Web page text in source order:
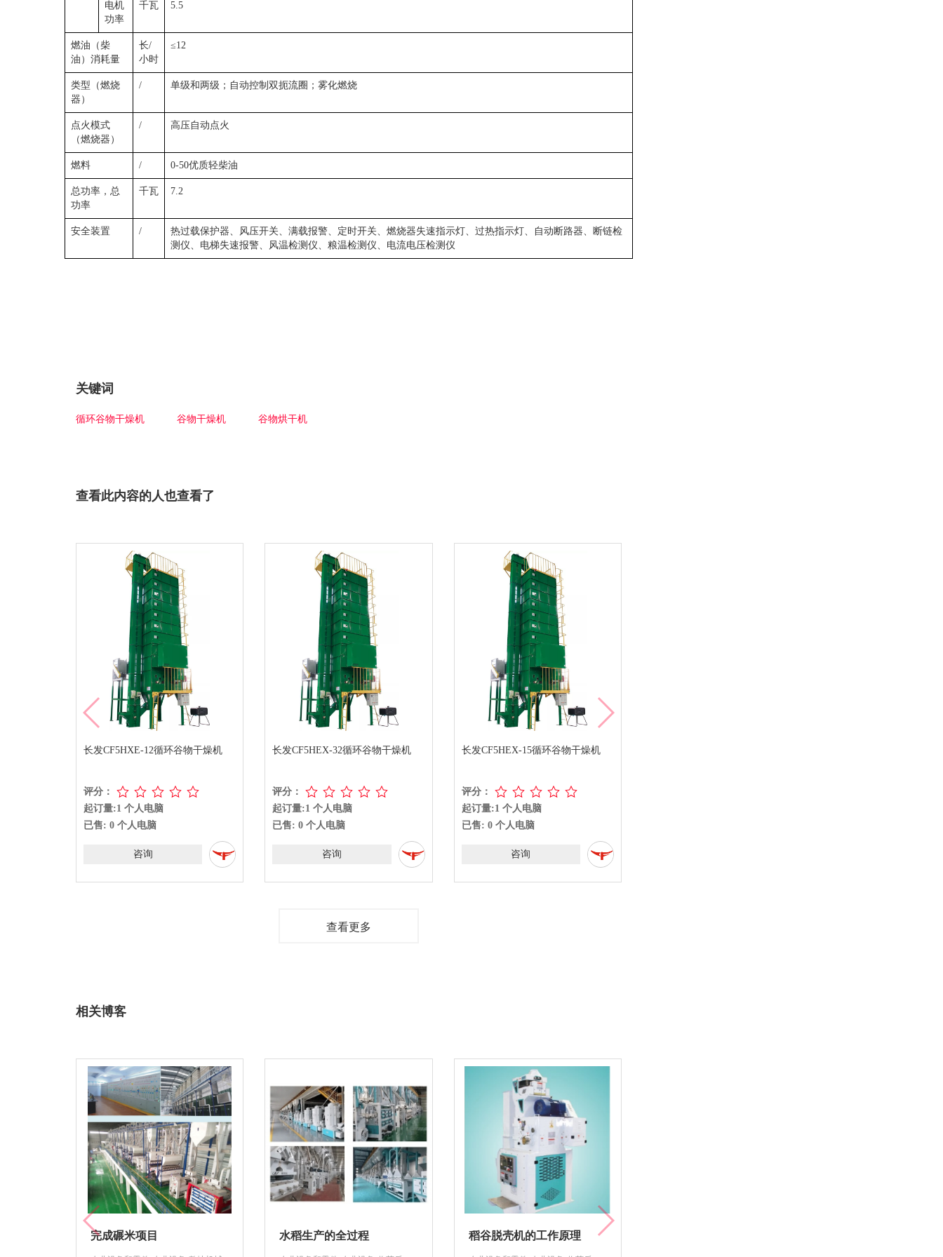
电机
功率
千瓦 5.5
燃油（柴
油）消耗量
长/
小时
≤12
类型（燃烧
器）
/ 单级和两级；自动控制双扼流圈；雾化燃烧
点火模式
（燃烧器）
/ 高压自动点火
燃料 / 0-50优质轻柴油
总功率，总
功率
千瓦 7.2
安全装置 /
热过载保护器、风压开关、满载报警、定时开关、燃烧器失速指示灯、过热指示灯、自动断路器、断链检
测仪、电梯失速报警、风温检测仪、粮温检测仪、电流电压检测仪
关键词
循环谷物干燥机 谷物干燥机 谷物烘干机
查看此内容的人也查看了
长发CF5HXE-12循环谷物干燥机
评分：
起订量:1 个人电脑
已售: 0 个人电脑
咨询
长发CF5HEX-32循环谷物干燥机
评分：
起订量:1 个人电脑
已售: 0 个人电脑
咨询
长发CF5HEX-15循环谷物干燥机
评分：
起订量:1 个人电脑
已售: 0 个人电脑
咨询
查看更多
相关博客
完成碾米项目 水稻生产的全过程 稻谷脱壳机的工作原理